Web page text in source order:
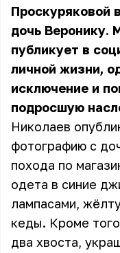
Проскуряковой
дочь Веронику.
публикует в
личной жизни,
исключение и
подросшую
Николаев
фотографию с
похода по
одета в синие
лампасами,
кеды. Кроме
два хвоста,